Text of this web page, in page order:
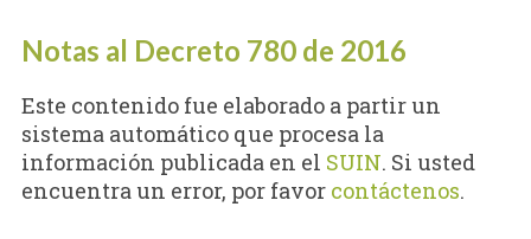
Notas al Decreto 780 de 2016
Este contenido fue elaborado a partir un
sistema automático que procesa la
información publicada en el SUIN. Si usted
encuentra un error, por favor contáctenos.